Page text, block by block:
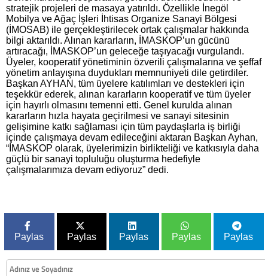
stratejik projeleri de masaya yatırıldı. Özellikle İnegöl
Mobilya ve Ağaç İşleri İhtisas Organize Sanayi Bölgesi
(İMOSAB) ile gerçekleştirilecek ortak çalışmalar hakkında
bilgi aktarıldı. Alınan kararların, İMASKOP’un gücünü
artıracağı, İMASKOP’un geleceğe taşıyacağı vurgulandı.
Üyeler, kooperatif yönetiminin özverili çalışmalarına ve şeffaf
yönetim anlayışına duydukları memnuniyeti dile getirdiler.
Başkan AYHAN, tüm üyelere katılımları ve destekleri için
teşekkür ederek, alınan kararların kooperatif ve tüm üyeler
için hayırlı olmasını temenni etti. Genel kurulda alınan
kararların hızla hayata geçirilmesi ve sanayi sitesinin
gelişimine katkı sağlaması için tüm paydaşlarla iş birliği
içinde çalışmaya devam edileceğini aktaran Başkan Ayhan,
“İMASKOP olarak, üyelerimizin birlikteliği ve katkısıyla daha
güçlü bir sanayi topluluğu oluşturma hedefiyle
çalışmalarımıza devam ediyoruz” dedi.
Paylas Paylas Paylas Paylas Paylas